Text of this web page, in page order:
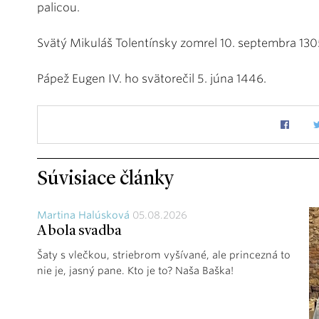
palicou.
Svätý Mikuláš Tolentínsky zomrel 10. septembra
Pápež Eugen IV. ho svätorečil 5. júna 1446.
Súvisiace články
Martina Halúsková 05.08.2026
A bola svadba
Šaty s vlečkou, striebrom vyšívané, ale princezná to
nie je, jasný pane. Kto je to? Naša Baška!